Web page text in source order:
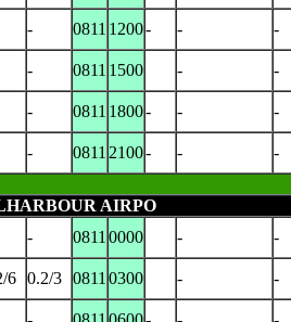
- 0811 1200- - -
- 0811 1500 - -
- 0811 1800- - -
- 0811 2100- -
-
AIRPO
- 0811 0000 - -
6 0.2/3 0811 0300 - -